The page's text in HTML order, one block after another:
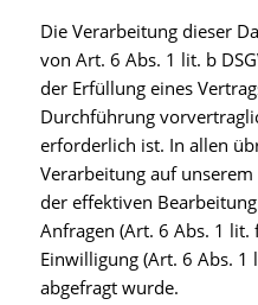
Die Verarbeitung dieser
von Art. 6 Abs. 1 lit. b
der Erfüllung eines
Durchführung
erforderlich ist. In allen
Verarbeitung auf
der effektiven
Anfragen (Art. 6 Abs. 1 lit.
Einwilligung (Art. 6 Abs. 1
abgefragt wurde.